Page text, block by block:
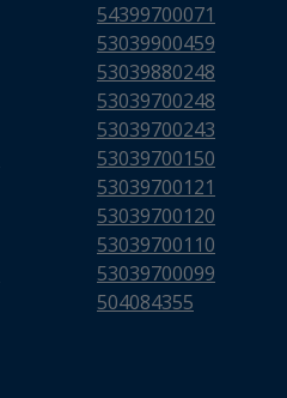
54399700071
53039900459
53039880248
53039700248
53039700243
53039700150
53039700121
53039700120
53039700110
53039700099
504084355